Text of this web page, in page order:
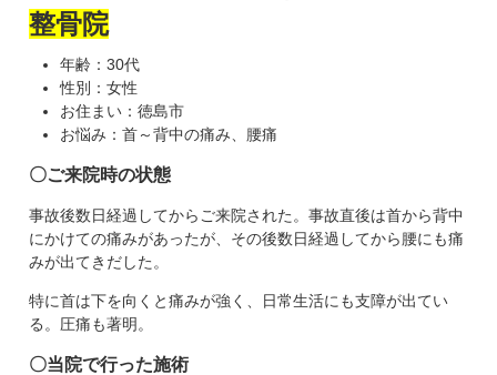
整骨院
年齢：30代
性別：女性
お住まい：徳島市
お悩み：首～背中の痛み、腰痛
〇ご来院時の状態
事故後数日経過してからご来院された。事故直後は首から背中
にかけての痛みがあったが、その後数日経過してから腰にも痛
みが出てきだした。
特に首は下を向くと痛みが強く、日常生活にも支障が出てい
る。圧痛も著明。
〇当院で行った施術